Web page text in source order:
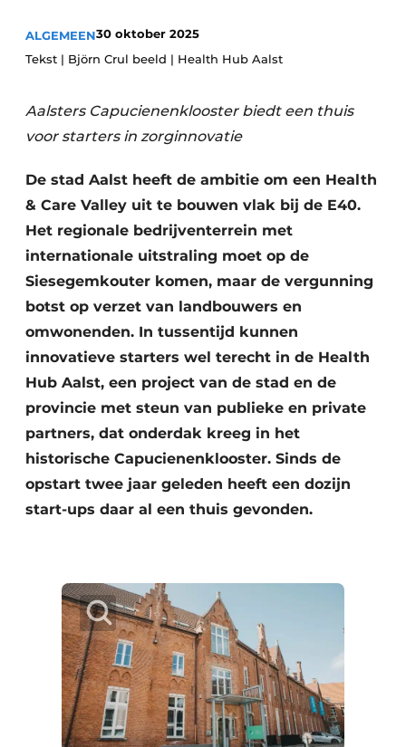
Vacature aanmelden
Video’s
ALGEMEEN30 oktober 2025
Tekst | Björn Crul beeld | Health Hub Aalst
Aalsters Capucienenklooster biedt een thuis
voor starters in zorginnovatie
De stad Aalst heeft de ambitie om een Health
& Care Valley uit te bouwen vlak bij de E40.
Het regionale bedrijventerrein met
internationale uitstraling moet op de
Siesegemkouter komen, maar de vergunning
botst op verzet van landbouwers en
omwonenden. In tussentijd kunnen
innovatieve starters wel terecht in de Health
Hub Aalst, een project van de stad en de
provincie met steun van publieke en private
partners, dat onderdak kreeg in het
historische Capucienenklooster. Sinds de
opstart twee jaar geleden heeft een dozijn
start-ups daar al een thuis gevonden.